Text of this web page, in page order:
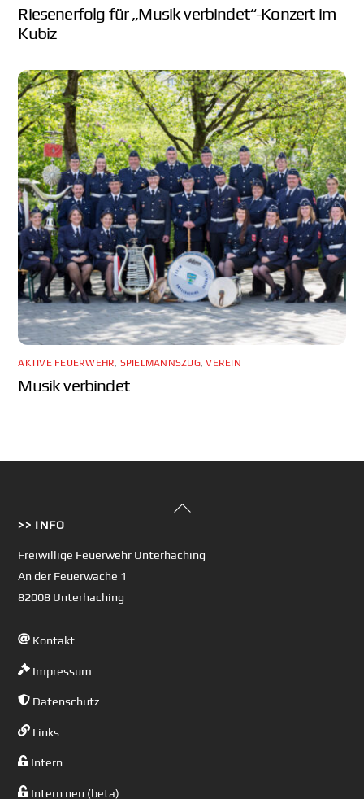
Riesenerfolg für „Musik verbindet“-Konzert im
Kubiz
AKTIVE FEUERWEHR, SPIELMANNSZUG,VEREIN
Musik verbindet
Back
>> INFO
Freiwillige Feuerwehr Unterhaching
An der Feuerwache 1
82008 Unterhaching
Kontakt
Impressum
Datenschutz
Links
Intern
Intern neu (beta)